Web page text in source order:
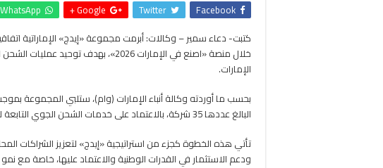
بين
الإماراتية
و”الاتحاد
عمليات
الشحن
الجوي
مغلقة
Facebook
Twitter
Google +
WhatsApp
كتبت- دعاء سمير – وكالات: أبرمت مجموعة «إيدج» الإماراتية
خلال منصة «اصنع في الإمارات 2026»،
الإمارات.
بحسب ما أوردته وكالة أنباء الإمارات (وام)، ستلبي المجموعة بموجب
البالغ عددها 35 شركة، بالاعتماد على خدمات الشحن الجوي التابعة للاتحاد للطيران.
تأتي هذه الخطوة كجزء من استراتيجية «إيدج» لتعزيز الشراكات
ودعم الاستثمار في القدرات الوطنية والاعتماد عليها، خاصة مع